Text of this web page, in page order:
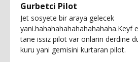
Gurbetci Pilot
Jet sosyete bir araya gelecek
yani.hahahahahahahahahaha.Keyf
tane issiz pilot var onlarin derdine
kuru yani gemisini kurtaran pilot.